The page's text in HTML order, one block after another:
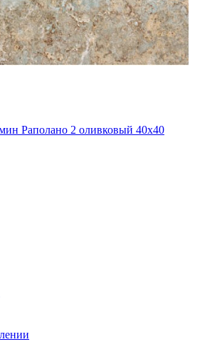
Раполано 2 оливковый 40х40